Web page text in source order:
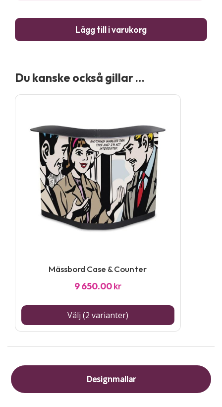
&
-
Lägg till i varukorg
Du kanske också gillar …
Mässbord Case & Counter
9 650.00kr
Välj (2 varianter)
produkten
varianter.
alternativen
Designmallar